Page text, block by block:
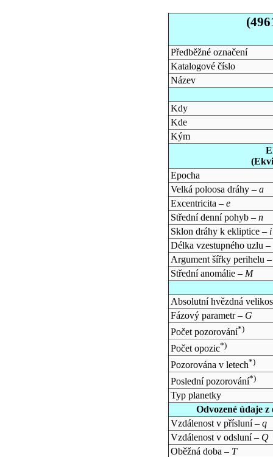
Předběžné označení
Katalogové číslo
Název
Kdy
Kde
Kým
Epocha
Velká poloosa dráhy – a
Excentricita – e
Střední denní pohyb – n
Sklon dráhy k ekliptice – i
Délka vzestupného uzlu –
Argument šířky perihelu
Střední anomálie – M
Absolutní hvězdná
Fázový parametr – G
Počet pozorování*)
Počet opozic*)
Pozorována v letech*)
Poslední pozorování*)
Typ planetky
Odvozené údaje
Vzdálenost v přísluní – q
Vzdálenost v odsluní – Q
Oběžná doba – T